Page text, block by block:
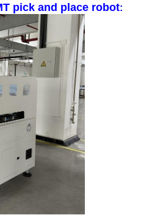
pick and place robot: